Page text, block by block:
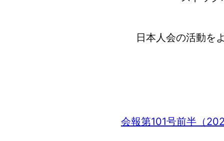
日本人会の活動を
会報第101号前半（